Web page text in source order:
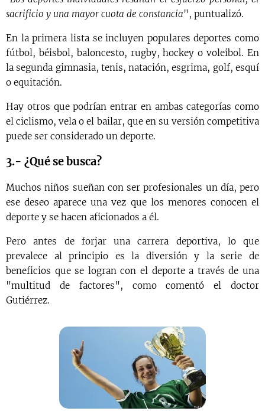
sacrificio y una mayor cuota de constancia", puntualizó.
En la primera lista se incluyen populares deportes como
fútbol, béisbol, baloncesto, rugby, hockey o voleibol. En
la segunda gimnasia, tenis, natación, esgrima, golf, esquí
o equitación.
Hay otros que podrían entrar en ambas categorías como
el ciclismo, vela o el bailar, que en su versión competitiva
puede ser considerado un deporte.
3.- ¿Qué se busca?
Muchos niños sueñan con ser profesionales un día, pero
ese deseo aparece una vez que los menores conocen el
deporte y se hacen aficionados a él.
Pero antes de forjar una carrera deportiva, lo que
prevalece al principio es la diversión y la serie de
beneficios que se logran con el deporte a través de una
"multitud de factores", como comentó el doctor
Gutiérrez.